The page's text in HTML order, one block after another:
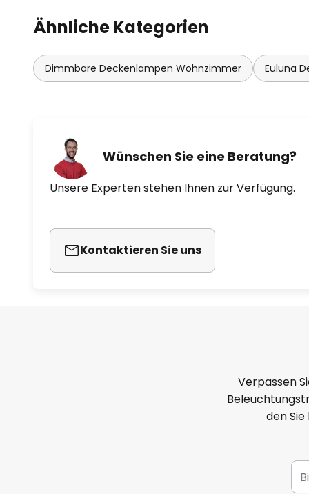
Ähnliche Kategorien
Dimmbare Deckenlampen Wohnzimmer Euluna
Wünschen Sie eine Beratung?
Unsere Experten stehen Ihnen zur Verfügung.
Kontaktieren Sie uns
Verpassen
den